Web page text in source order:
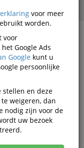
balpennen
voor meer
worden.
voor
Google Ads
Google kunt u
persoonlijke
stellen en deze
weigeren, dan
nodig zijn voor de
uw bezoek